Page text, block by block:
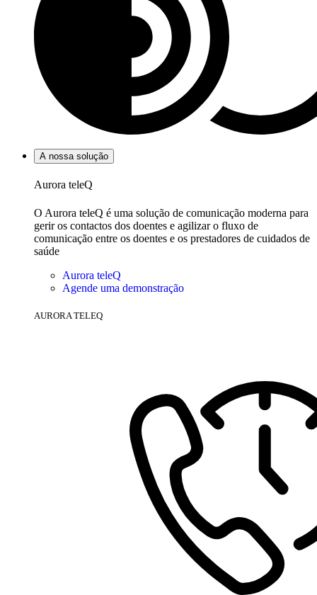
A nossa solução
Aurora teleQ
O Aurora teleQ é uma solução de comunicação moderna para
gerir os contactos dos doentes e agilizar o fluxo de
comunicação entre os doentes e os prestadores de cuidados de
saúde
Aurora teleQ
Agende uma demonstração
AURORA TELEQ